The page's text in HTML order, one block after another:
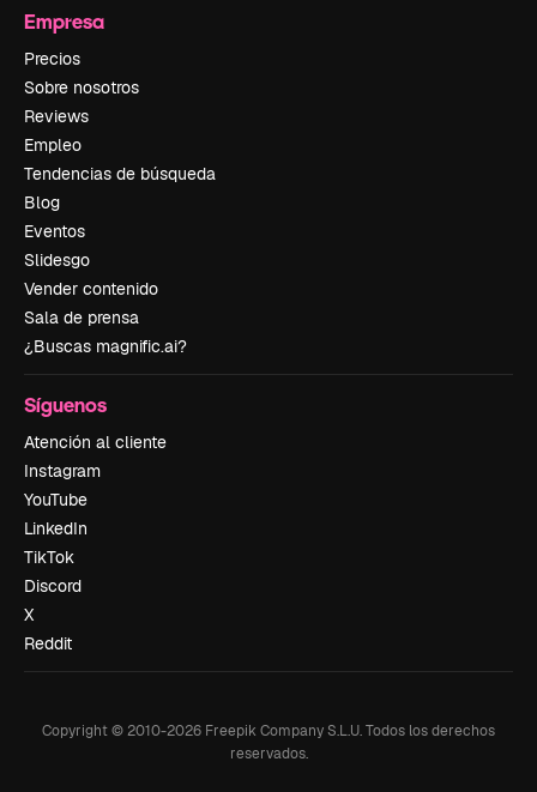
Empresa
Precios
Sobre nosotros
Reviews
Empleo
Tendencias de búsqueda
Blog
Eventos
Slidesgo
Vender contenido
Sala de prensa
¿Buscas magnific.ai?
Síguenos
Atención al cliente
Instagram
YouTube
LinkedIn
TikTok
Discord
X
Reddit
Copyright © 2010-2026 Freepik Company S.L.U.Todos los derechos
reservados.